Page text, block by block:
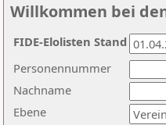
Willkommen bei
Nachname
Ebene
Personennummer
FIDE-Elolisten Stand